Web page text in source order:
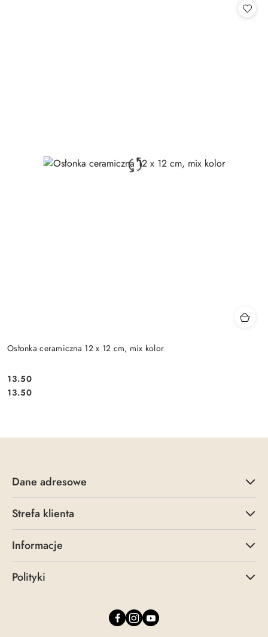
Osłonka ceramiczna 12 x 12 cm, mix kolor
Cena:
13.50
Cena:
13.50
Dane adresowe
Strefa klienta
Informacje
Polityki